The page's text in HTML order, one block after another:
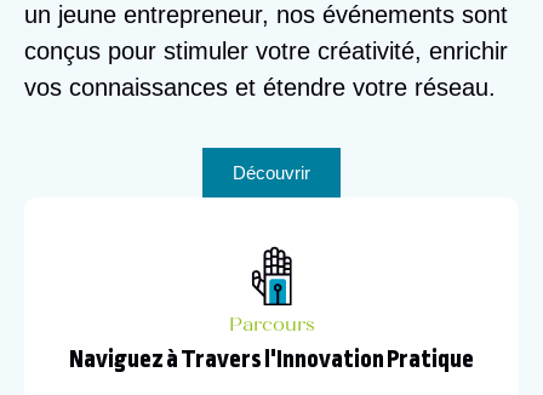
un jeune entrepreneur, nos événements sont
conçus pour stimuler votre créativité, enrichir
vos connaissances et étendre votre réseau.
Découvrir
Parcours
Naviguez à Travers l'Innovation Pratique